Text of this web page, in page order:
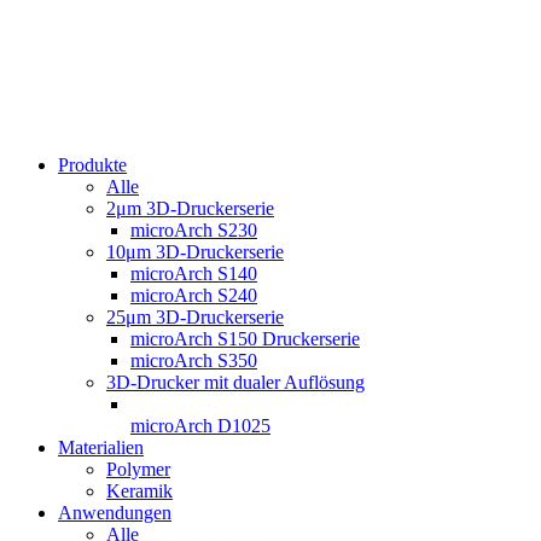
Produkte
Alle
2μm 3D-Druckerserie
microArch S230
10μm 3D-Druckerserie
microArch S140
microArch S240
25μm 3D-Druckerserie
microArch S150 Druckerserie
microArch S350
3D-Drucker mit dualer Auflösung
microArch D1025
Materialien
Polymer
Keramik
Anwendungen
Alle